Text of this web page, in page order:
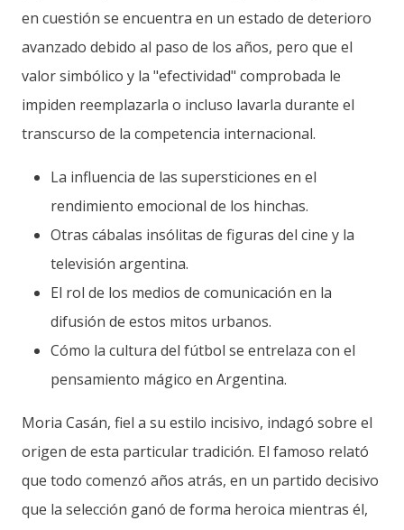
en cuestión se encuentra en un estado de deterioro
avanzado debido al paso de los años, pero que el
valor simbólico y la "efectividad" comprobada le
impiden reemplazarla o incluso lavarla durante el
transcurso de la competencia internacional.
La influencia de las supersticiones en el
rendimiento emocional de los hinchas.
Otras cábalas insólitas de figuras del cine y la
televisión argentina.
El rol de los medios de comunicación en la
difusión de estos mitos urbanos.
Cómo la cultura del fútbol se entrelaza con el
pensamiento mágico en Argentina.
Moria Casán, fiel a su estilo incisivo, indagó sobre el
origen de esta particular tradición. El famoso relató
que todo comenzó años atrás, en un partido decisivo
que la selección ganó de forma heroica mientras él,